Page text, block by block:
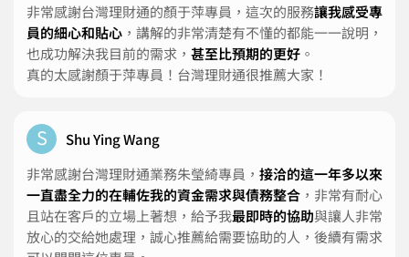
非常感謝台灣理財通的顏于萍專員，這次的服務讓我感受專
員的細心和貼心 ，講解的非常清楚有不懂的都能一一說明，
也成功解決我目前的需求， 甚至比預期的更好 。
真的太感謝顏于萍專員！台灣理財通很推薦大家！
S
Shu Ying Wang
非常感謝台灣理財通業務朱瑩綺專員， 接洽的這一年多以來
一直盡全力的在輔佐我的資金需求與債務整合 ，非常有耐心
且站在客戶的立場上著想，給予我最即時的協助與讓人非常
放心的交給她處理，誠心推薦給需要協助的人，後續有需求